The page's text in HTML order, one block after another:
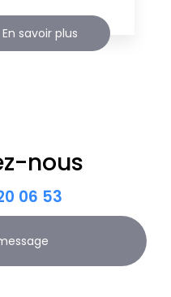
En savoir plus
nous
06 53